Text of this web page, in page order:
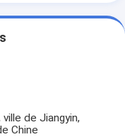
de Jiangyin,
Chine